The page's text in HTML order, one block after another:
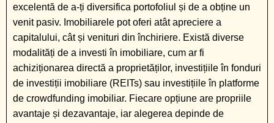
excelentă de a-ți diversifica portofoliul și de a obține un
venit pasiv. Imobiliarele pot oferi atât apreciere a
capitalului, cât și venituri din închiriere. Există diverse
modalități de a investi în imobiliare, cum ar fi
achiziționarea directă a proprietăților, investițiile în fonduri
de investiții imobiliare (REITs) sau investițiile în platforme
de crowdfunding imobiliar. Fiecare opțiune are propriile
avantaje și dezavantaje, iar alegerea depinde de